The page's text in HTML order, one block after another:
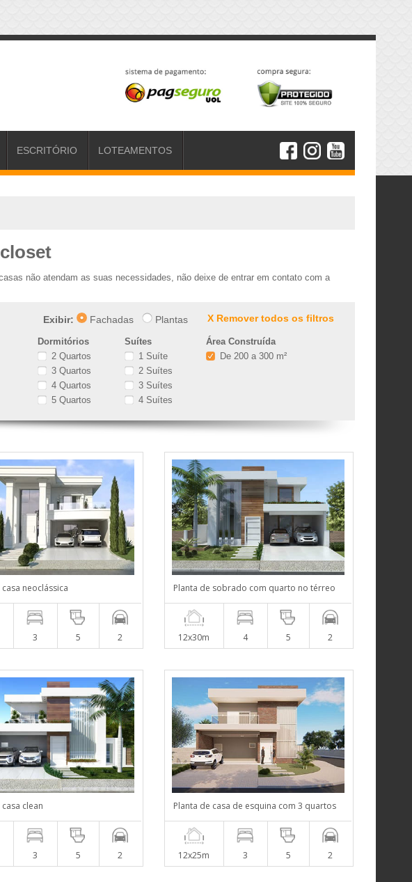
ESCRITÓRIO LOTEAMENTOS
não atendam as suas necessidades, não deixe de entrar em contato com a
X Remover todos os filtros
Exibir: Fachadas Plantas
Dormitórios
2 Quartos
3 Quartos
4 Quartos
5 Quartos
Suítes
1 Suíte
2 Suítes
3 Suítes
4 Suítes
Área Construída
De 200 a 300 m²
neoclássica
3 5 2
Planta de sobrado com quarto no térreo
12x30m 4 5 2
clean
3 5 2
Planta de casa de esquina com 3 quartos
12x25m 3 5 2